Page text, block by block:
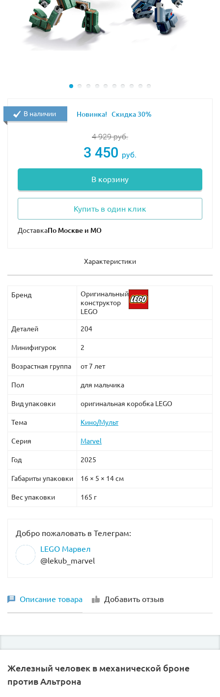
4 929руб.
3 450 руб.
В корзину
Купить в один клик
Доставка
В наличии Новинка! Скидка 30%
Характеристики
Бренд
Оригинальный
конструктор
LEGO
Деталей 204
Минифигурок 2
Возрастная группа от 7 лет
Пол для мальчика
Вид упаковки оригинальная коробка LEGO
Тема Кино/Мульт
Серия Marvel
Год 2025
Габариты упаковки 16 × 5 × 14 см
Вес упаковки 165 г
Добро пожаловать в Телеграм:
LEGO Марвел
@lekub_marvel
Описание товара Добавить отзыв
Железный человек в механической броне
против Альтрона